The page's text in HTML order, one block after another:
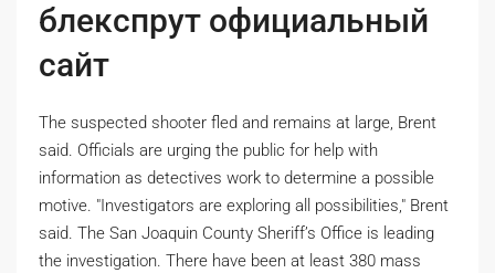
блекспрут официальный
сайт
The suspected shooter fled and remains at large, Brent
said. Officials are urging the public for help with
information as detectives work to determine a possible
motive. "Investigators are exploring all possibilities," Brent
said. The San Joaquin County Sheriff’s Office is leading
the investigation. There have been at least 380 mass